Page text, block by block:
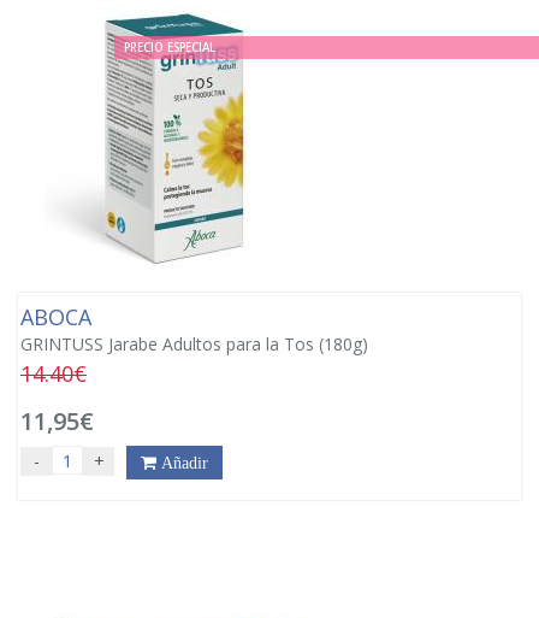
PRECIO ESPECIAL
ABOCA
GRINTUSS Jarabe Adultos para la Tos (180g)
14.40€
11,95€
- + Añadir